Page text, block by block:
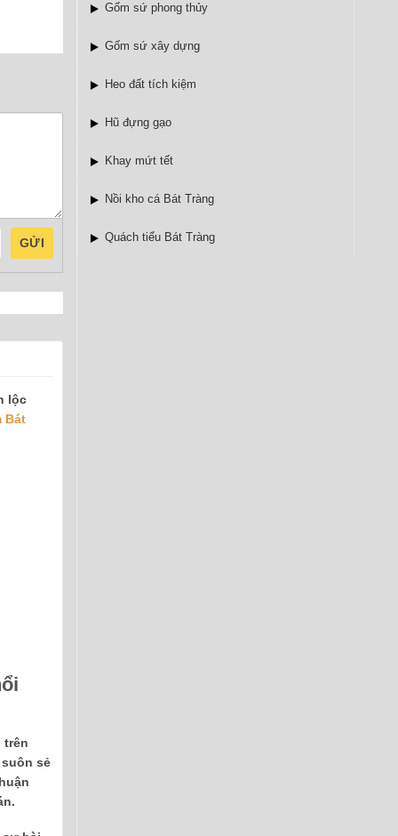
Gốm sứ phong thủy
Gốm sứ xây dựng
Heo đất tích kiệm
Hũ đựng gạo
Khay mứt tết
Nồi kho cá Bát Tràng
Quách tiểu Bát Tràng
GỬI
lộc
Bát
trên
sẻ